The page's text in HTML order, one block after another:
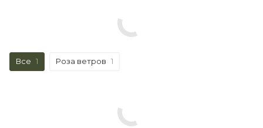
Все 1 Роза ветров 1